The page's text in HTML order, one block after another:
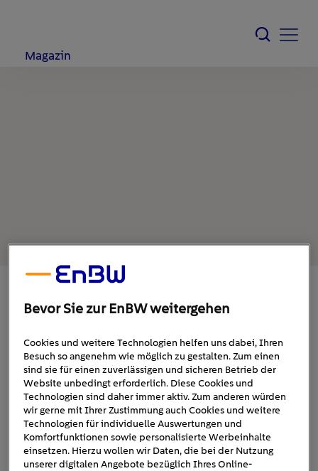
Magazin
11. März 2020 1min
Lightyear One
Bevor Sie zur EnBW weitergehen
Cookies und weitere Technologien helfen uns dabei, Ihren
Besuch so angenehm wie möglich zu gestalten. Zum einen
sind sie für einen zuverlässigen und sicheren Betrieb der
Website unbedingt erforderlich. Diese Cookies und
Technologien sind daher immer aktiv. Zum anderen würden
wir gerne mit Ihrer Zustimmung auch Cookies und weitere
Technologien für individuelle Auswertungen und
Komfortfunktionen sowie personalisierte Werbeinhalte
einsetzen. Hierzu wollen wir Daten, die bei der Nutzung
unserer digitalen Angebote bezüglich Ihres Online-